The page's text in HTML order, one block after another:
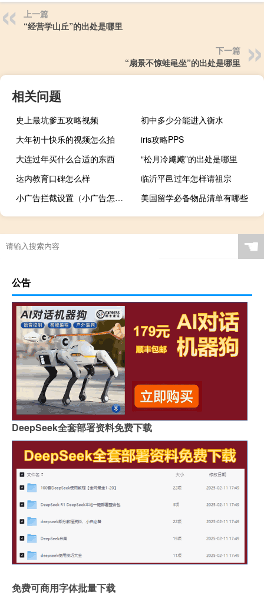
上一篇
“经营学山丘”的出处是哪里
下一篇
“扇景不惊蛙黾坐”的出处是哪里
相关问题
史上最坑爹五攻略视频
初中多少分能进入衡水
大年初十快乐的视频怎么拍
iris攻略PPS
大连过年买什么合适的东西
“松月冷飕飕”的出处是哪里
达内教育口碑怎么样
临沂平邑过年怎样请祖宗
小广告拦截设置（小广告怎么拦截）
美国留学必备物品清单有哪些
☚
公告
DeepSeek全套部署资料免费下载
免费可商用字体批量下载